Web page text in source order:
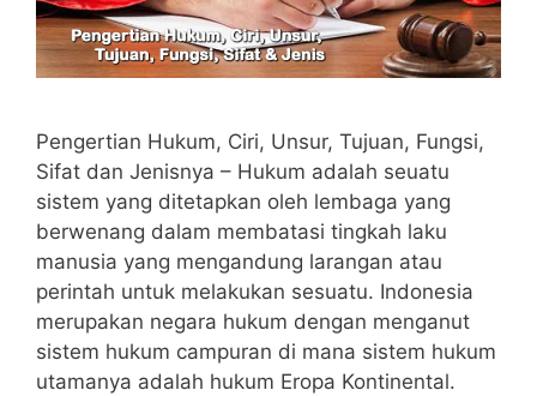
Pengertian Hukum, Ciri, Unsur, Tujuan, Fungsi,
Sifat dan Jenisnya – Hukum adalah seuatu
sistem yang ditetapkan oleh lembaga yang
berwenang dalam membatasi tingkah laku
manusia yang mengandung larangan atau
perintah untuk melakukan sesuatu. Indonesia
merupakan negara hukum dengan menganut
sistem hukum campuran di mana sistem hukum
utamanya adalah hukum Eropa Kontinental.